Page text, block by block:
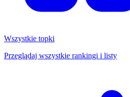
Wszystkie topki
Przeglądaj wszystkie rankingi i listy